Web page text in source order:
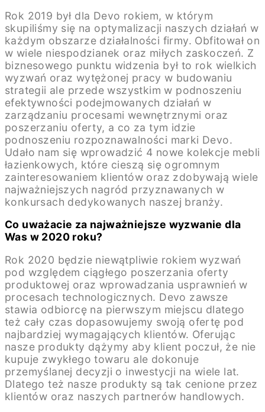
Rok 2019 był dla Devo rokiem, w którym
skupiliśmy się na optymalizacji naszych działań w
każdym obszarze działalności firmy. Obfitował on
w wiele niespodzianek oraz miłych zaskoczeń. Z
biznesowego punktu widzenia był to rok wielkich
wyzwań oraz wytężonej pracy w budowaniu
strategii ale przede wszystkim w podnoszeniu
efektywności podejmowanych działań w
zarządzaniu procesami wewnętrznymi oraz
poszerzaniu oferty, a co za tym idzie
podnoszeniu rozpoznawalności marki Devo.
Udało nam się wprowadzić 4 nowe kolekcje mebli
łazienkowych, które cieszą się ogromnym
zainteresowaniem klientów oraz zdobywają wiele
najważniejszych nagród przyznawanych w
konkursach dedykowanych naszej branży.
Co uważacie za najważniejsze wyzwanie dla
Was w 2020 roku?
Rok 2020 będzie niewątpliwie rokiem wyzwań
pod względem ciągłego poszerzania oferty
produktowej oraz wprowadzania usprawnień w
procesach technologicznych. Devo zawsze
stawia odbiorcę na pierwszym miejscu dlatego
też cały czas dopasowujemy swoją ofertę pod
najbardziej wymagających klientów. Oferując
nasze produkty dążymy aby klient poczuł, że nie
kupuje zwykłego towaru ale dokonuje
przemyślanej decyzji o inwestycji na wiele lat.
Dlatego też nasze produkty są tak cenione przez
klientów oraz naszych partnerów handlowych.